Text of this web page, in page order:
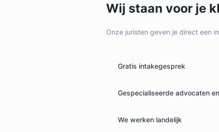
Wij staan voor je
Onze juristen geven je direct een
Gratis intakegesprek
Gespecialiseerde advocaten
We werken landelijk